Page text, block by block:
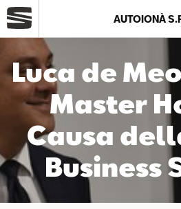
Azienda
Modelli
Offerte
Service
AUTOIONÀ
Luca de
Master
Causa
Business